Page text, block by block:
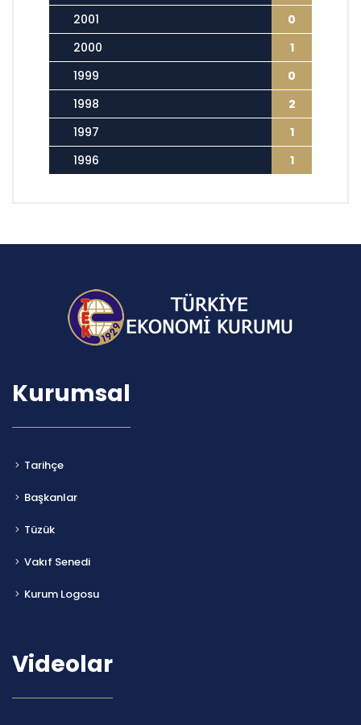
2001
0
2000
1
1999
0
1998
2
1997
1
1996
1
Kurumsal
Tarihçe
Başkanlar
Tüzük
Vakıf Senedi
Kurum Logosu
Videolar